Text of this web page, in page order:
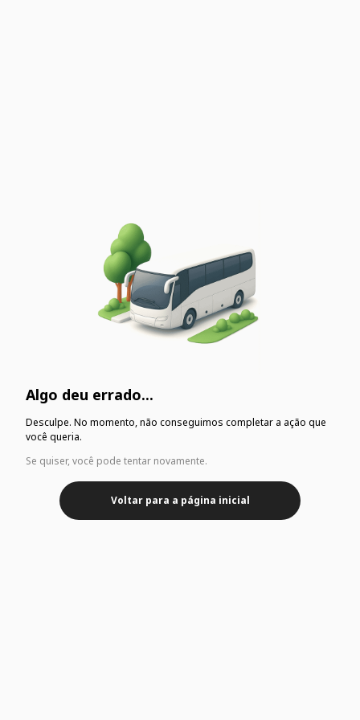
Algo deu errado...
Desculpe. No momento, não conseguimos completar a ação que
você queria.
Se quiser, você pode tentar novamente.
Voltar para a página inicial